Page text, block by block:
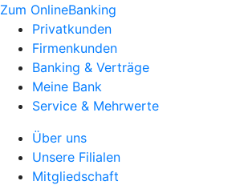
Zum OnlineBanking
Privatkunden
Firmenkunden
Banking & Verträge
Meine Bank
Service & Mehrwerte
Über uns
Unsere Filialen
Mitgliedschaft